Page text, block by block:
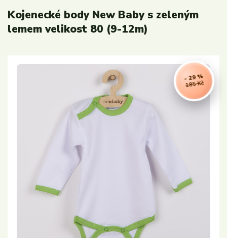
Kojenecké body New Baby s zeleným
lemem velikost 80 (9-12m)
185 Kč
- 29 %